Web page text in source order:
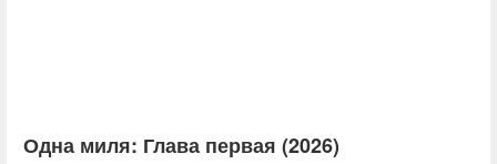
Одна миля: Глава первая (2026)